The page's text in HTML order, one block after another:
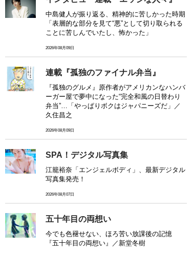
中島健人が振り返る、精神的に苦しかった時期
「表層的な部分を見て“悪”として切り取られる
ことに苦しんでいたし、怖かった」
2026年08月09日
連載『孤独のファイナル弁当』
『孤独のグルメ』原作者がアメリカンなハンバ
ーガー屋で夢中になった“完全和風の日替わり
弁当”…「やっぱりボクはジャパニーズだ」／
久住昌之
2026年08月09日
SPA！デジタル写真集
江籠裕奈「エンジェルボディ」、最新デジタル
写真集発売！
2026年08月07日
五十年目の両想い
今でも色褪せない、ほろ苦い放課後の記憶
『五十年目の両想い』／新堂冬樹